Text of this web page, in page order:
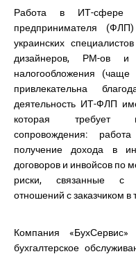
Работа в ИТ-сфере
предпринимателя
украинских
дизайнеров, РМ-ов и
налогообложения
привлекательна
деятельность ИТ-ФЛП
которая требует
сопровождения:
получение дохода в
договоров и инвойсов по
риски, связанные с
отношений с заказчиком в
Компания «БухСервис»
бухгалтерское